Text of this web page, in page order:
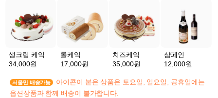
생크림 케익
34,000원
롤케익
17,000원
치즈케익
35,000원
샴페인
12,000원
서울만 배송가능
아이콘이 붙은 상품은 토요일, 일요일, 공휴일에는
옵션상품과 함께 배송이 불가합니다.